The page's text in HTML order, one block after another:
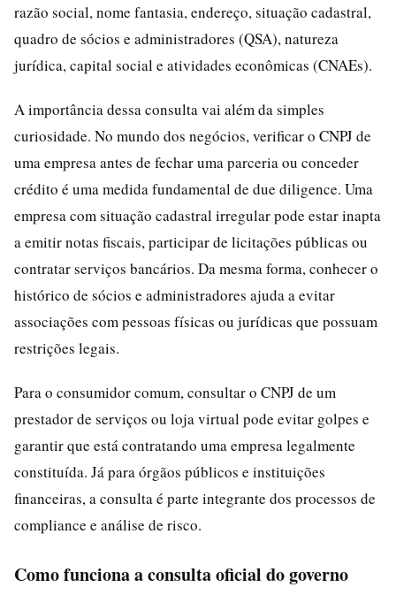
razão social, nome fantasia, endereço, situação cadastral,
quadro de sócios e administradores (QSA), natureza
jurídica, capital social e atividades econômicas (CNAEs).
A importância dessa consulta vai além da simples
curiosidade. No mundo dos negócios, verificar o CNPJ de
uma empresa antes de fechar uma parceria ou conceder
crédito é uma medida fundamental de due diligence. Uma
empresa com situação cadastral irregular pode estar inapta
a emitir notas fiscais, participar de licitações públicas ou
contratar serviços bancários. Da mesma forma, conhecer o
histórico de sócios e administradores ajuda a evitar
associações com pessoas físicas ou jurídicas que possuam
restrições legais.
Para o consumidor comum, consultar o CNPJ de um
prestador de serviços ou loja virtual pode evitar golpes e
garantir que está contratando uma empresa legalmente
constituída. Já para órgãos públicos e instituições
financeiras, a consulta é parte integrante dos processos de
compliance e análise de risco.
Como funciona a consulta oficial do governo